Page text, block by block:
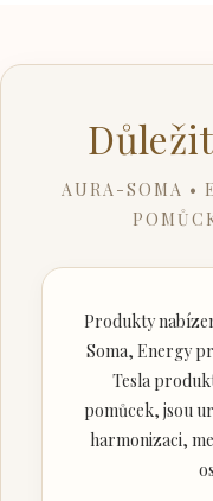
AURA-SOMA •
Produkty
Soma, Energy
Tesla
pomůcek, jsou
harmonizaci,